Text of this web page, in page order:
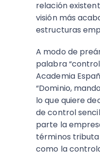
relación
visión más
estructuras
A modo de
palabra
Academia
“Dominio,
lo que quiere
de control
parte la
términos
como la